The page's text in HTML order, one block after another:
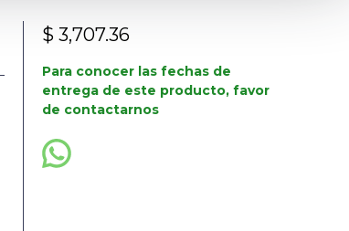
$ 3,707.36
Para conocer las fechas de
entrega de este producto, favor
de contactarnos